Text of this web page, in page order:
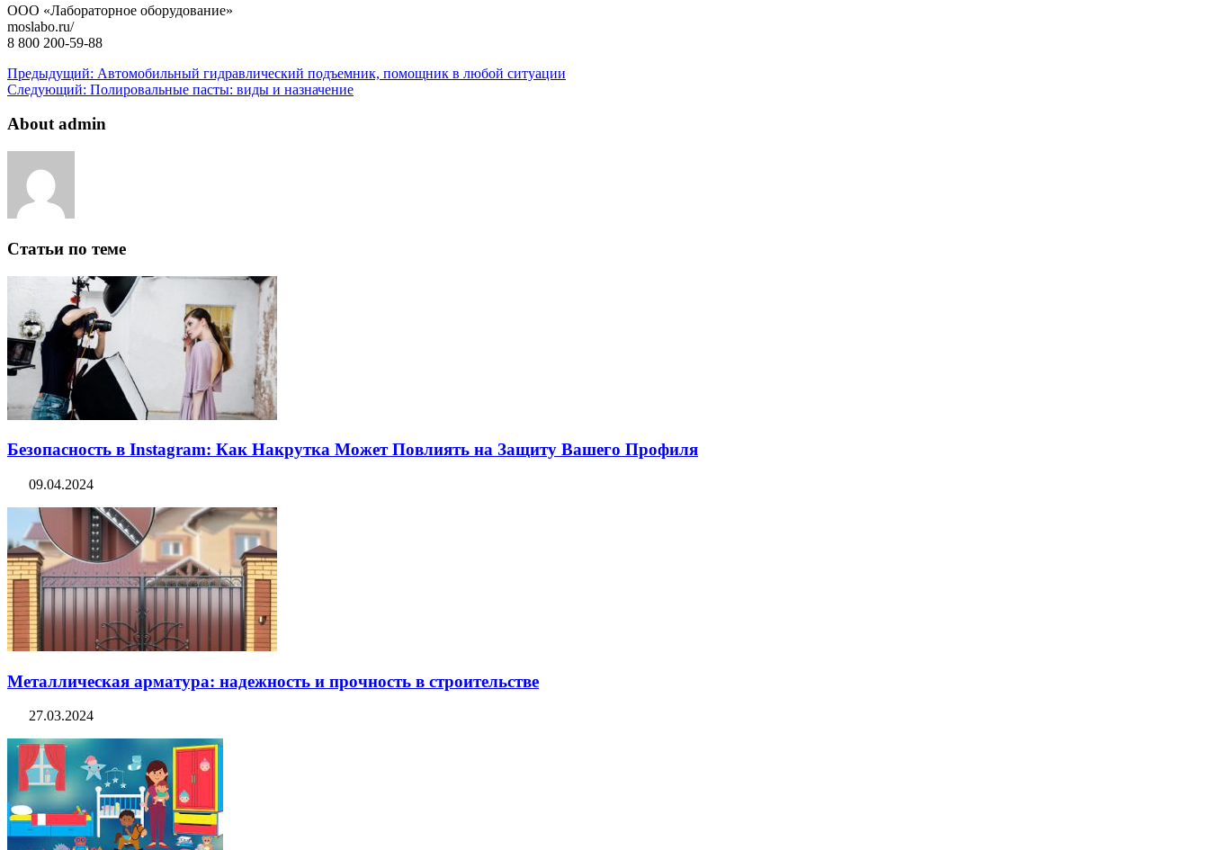
ООО «Лабораторное оборудование»
moslabo.ru/
8 800 200-59-88
Предыдущий: Автомобильный гидравлический подъемник, помощник в любой ситуации
Следующий: Полировальные пасты: виды и назначение
About admin
Статьи по теме
Безопасность в Instagram: Как Накрутка Может Повлиять на Защиту Вашего Профиля
09.04.2024
Металлическая арматура: надежность и прочность в строительстве
27.03.2024